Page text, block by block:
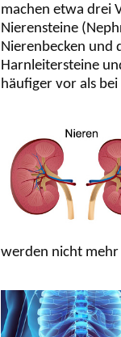
machen etwa drei
Nierensteine
Nierenbecken und
Harnleitersteine
häufiger vor als
werden nicht